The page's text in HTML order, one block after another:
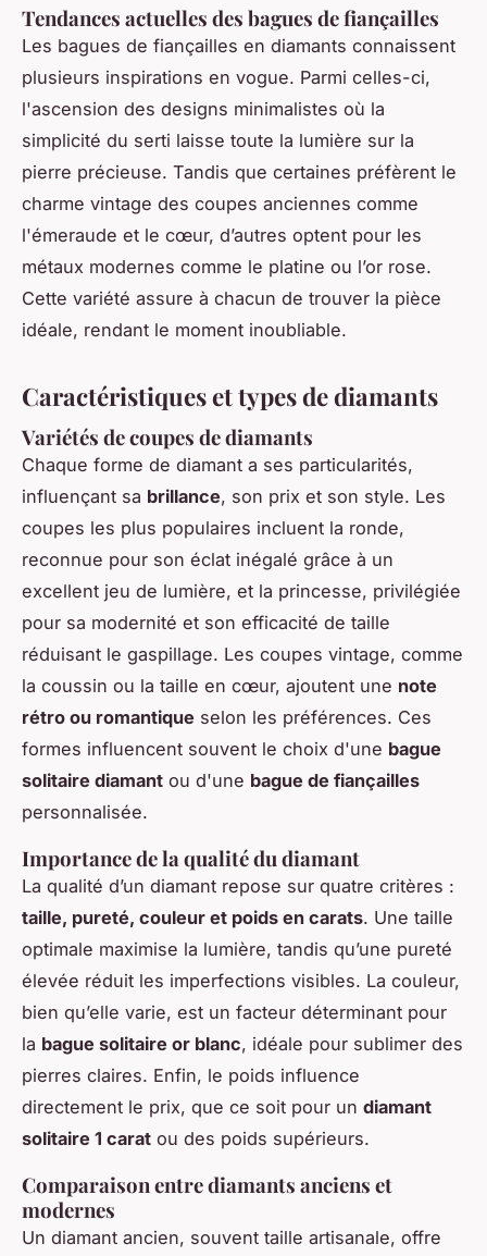
Tendances actuelles des bagues de fiançailles
Les bagues de fiançailles en diamants connaissent
plusieurs inspirations en vogue. Parmi celles-ci,
l'ascension des designs minimalistes où la
simplicité du serti laisse toute la lumière sur la
pierre précieuse. Tandis que certaines préfèrent le
charme vintage des coupes anciennes comme
l'émeraude et le cœur, d’autres optent pour les
métaux modernes comme le platine ou l’or rose.
Cette variété assure à chacun de trouver la pièce
idéale, rendant le moment inoubliable.
Caractéristiques et types de diamants
Variétés de coupes de diamants
Chaque forme de diamant a ses particularités,
influençant sa brillance, son prix et son style. Les
coupes les plus populaires incluent la ronde,
reconnue pour son éclat inégalé grâce à un
excellent jeu de lumière, et la princesse, privilégiée
pour sa modernité et son efficacité de taille
réduisant le gaspillage. Les coupes vintage, comme
la coussin ou la taille en cœur, ajoutent une note
rétro ou romantique selon les préférences. Ces
formes influencent souvent le choix d'une bague
solitaire diamant ou d'une bague de fiançailles
personnalisée.
Importance de la qualité du diamant
La qualité d’un diamant repose sur quatre critères :
taille, pureté, couleur et poids en carats. Une taille
optimale maximise la lumière, tandis qu’une pureté
élevée réduit les imperfections visibles. La couleur,
bien qu’elle varie, est un facteur déterminant pour
la bague solitaire or blanc, idéale pour sublimer des
pierres claires. Enfin, le poids influence
directement le prix, que ce soit pour un diamant
solitaire 1 carat ou des poids supérieurs.
Comparaison entre diamants anciens et
modernes
Un diamant ancien, souvent taille artisanale, offre